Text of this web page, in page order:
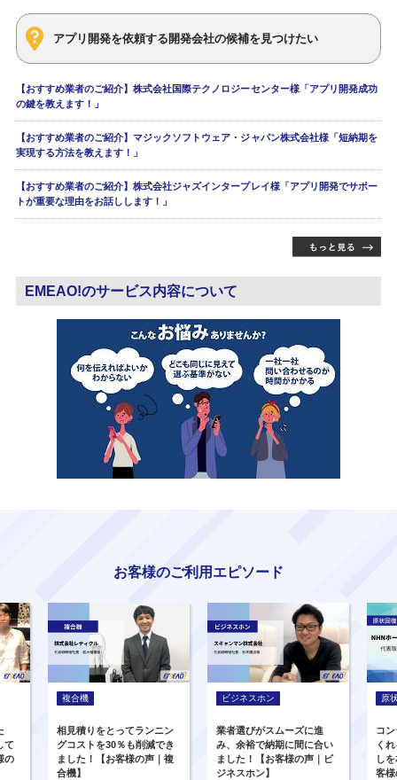
アプリ開発を依頼する開発会社の候補を見つけたい
【おすすめ業者のご紹介】株式会社国際テクノロジーセンター様「アプリ開発成功
の鍵を教えます！」
【おすすめ業者のご紹介】マジックソフトウェア・ジャパン株式会社様「短納期を
実現する方法を教えます！」
【おすすめ業者のご紹介】株式会社ジャズインタープレイ様「アプリ開発でサポー
トが重要な理由をお話しします！」
EMEAO!のサービス内容について
お客様のご利用エピソード
て
の
複合機
相見積りをとってランニン
グコストを30％も削減でき
ました！【お客様の声｜複
合機】
ビジネスホン
業者選びがスムーズに進
み、余裕で納期に間に合い
ました！【お客様の声｜ビ
ジネスホン】
原
コ
く
し
客